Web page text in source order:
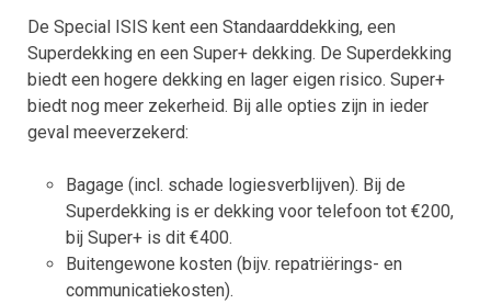
De Special ISIS kent een Standaarddekking, een
Superdekking en een Super+ dekking. De Superdekking
biedt een hogere dekking en lager eigen risico. Super+
biedt nog meer zekerheid. Bij alle opties zijn in ieder
geval meeverzekerd:
Bagage (incl. schade logiesverblijven). Bij de
Superdekking is er dekking voor telefoon tot €200,
bij Super+ is dit €400.
Buitengewone kosten (bijv. repatriërings- en
communicatiekosten).